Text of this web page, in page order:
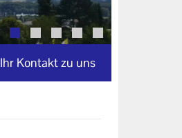
Ihr Kontakt zu uns